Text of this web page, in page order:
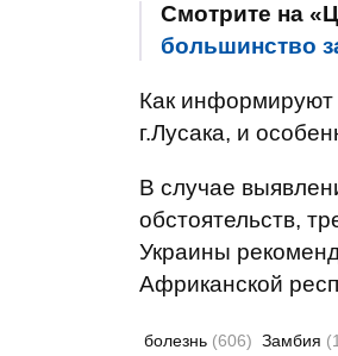
Смотрите на
большинство
Как информируют
г.Лусака, и
В случае
обстоятельств,
Украины
Африканской
болезнь (606) Замбия